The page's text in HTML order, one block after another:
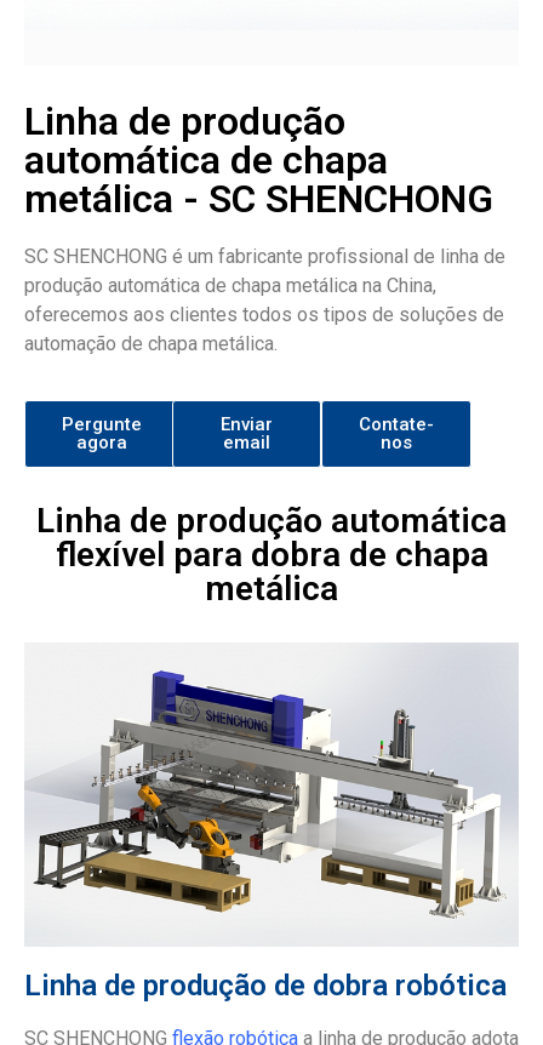
Linha de produção
automática de chapa
metálica - SC SHENCHONG
SC SHENCHONG é um fabricante profissional de linha de
produção automática de chapa metálica na China,
oferecemos aos clientes todos os tipos de soluções de
automação de chapa metálica.
Pergunte
agora
Enviar
email
Contate-
nos
Linha de produção automática
flexível para dobra de chapa
metálica
Linha de produção de dobra robótica
SC SHENCHONG flexão robótica a linha de produção adota